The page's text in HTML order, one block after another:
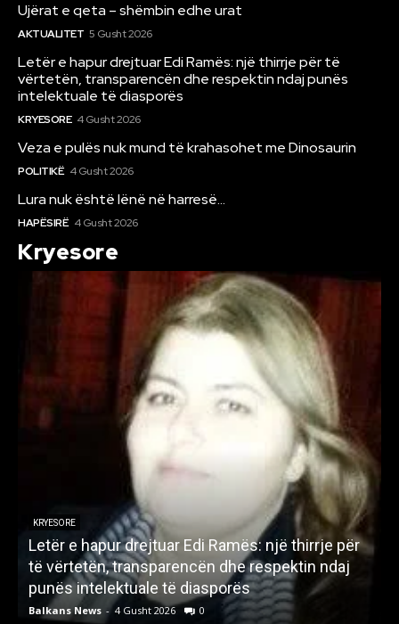
Ujërat e qeta – shëmbin edhe urat
AKTUALITET 5 Gusht 2026
Letër e hapur drejtuar Edi Ramës: një thirrje për të
vërtetën, transparencën dhe respektin ndaj punës
intelektuale të diasporës
KRYESORE 4 Gusht 2026
Veza e pulës nuk mund të krahasohet me Dinosaurin
POLITIKË 4 Gusht 2026
Lura nuk është lënë në harresë…
HAPËSIRË 4 Gusht 2026
Kryesore
KRYESORE
Letër e hapur drejtuar Edi Ramës: një thirrje për
të vërtetën, transparencën dhe respektin ndaj
punës intelektuale të diasporës
Balkans News - 4 Gusht 2026 0